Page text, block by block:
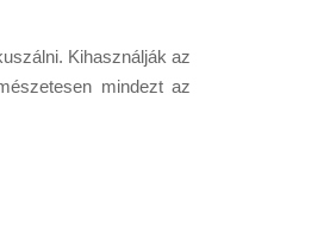
Kihasználják az
mindezt az